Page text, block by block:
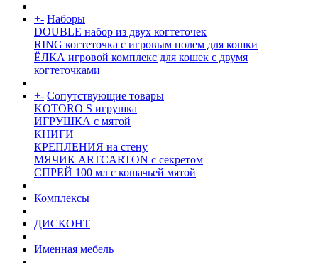
+- Наборы
DOUBLE набор из двух когтеточек
RING когтеточка c игровым полем для кошки
ЁЛКА игровой комплекс для кошек с двумя
когтеточками
+- Сопутствующие товары
KOTORO S игрушка
ИГРУШКА с мятой
КНИГИ
КРЕПЛЕНИЯ на стену
МЯЧИК ARTCARTON с секретом
СПРЕЙ 100 мл с кошачьей мятой
Комплексы
ДИСКОНТ
Именная мебель